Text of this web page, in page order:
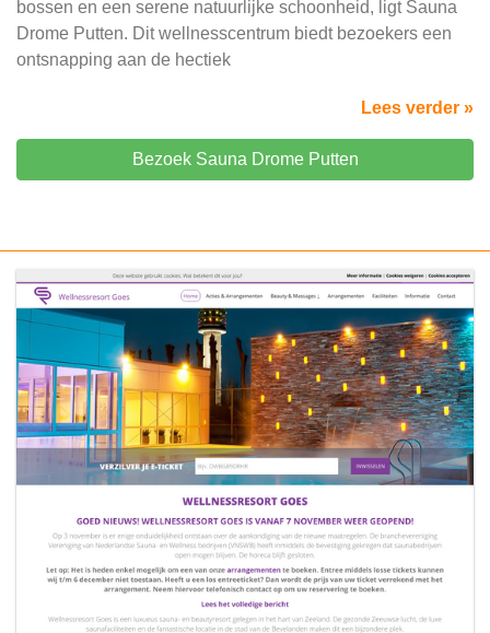
bossen en een serene natuurlijke schoonheid, ligt Sauna
Drome Putten. Dit wellnesscentrum biedt bezoekers een
ontsnapping aan de hectiek
Lees verder »
Bezoek Sauna Drome Putten